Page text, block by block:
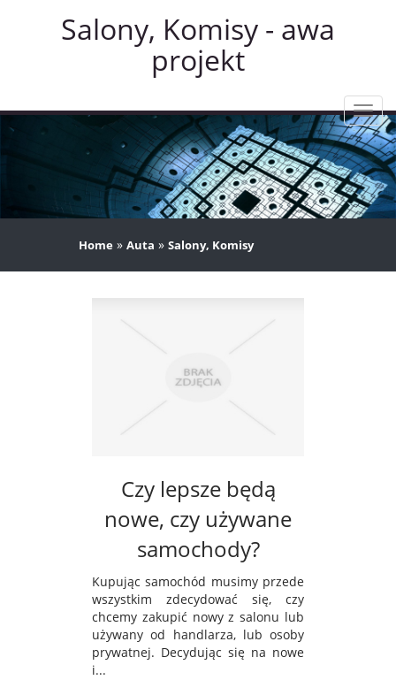
Salony, Komisy - awa
projekt
Home » Auta » Salony, Komisy
Czy lepsze będą
nowe, czy używane
samochody?
Kupując samochód musimy przede
wszystkim zdecydować się, czy
chcemy zakupić nowy z salonu lub
używany od handlarza, lub osoby
prywatnej. Decydując się na nowe
i...